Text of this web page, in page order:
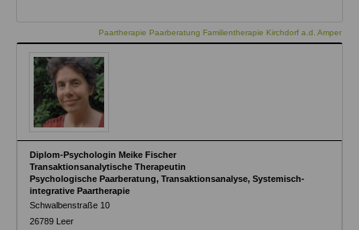
Paartherapie Paarberatung Familientherapie Kirchdorf a.d. Amper
Diplom-Psychologin Meike Fischer
Transaktionsanalytische Therapeutin
Psychologische Paarberatung, Transaktionsanalyse, Systemisch-
integrative Paartherapie
Schwalbenstraße 10
26789
Leer